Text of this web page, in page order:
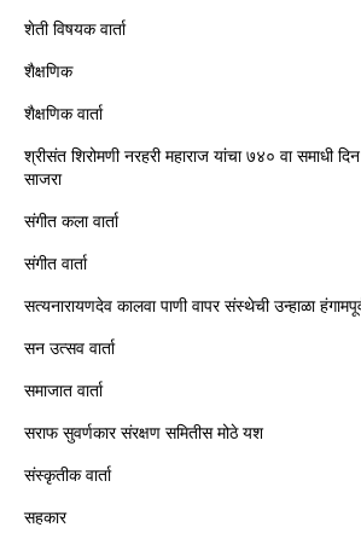
शेती विषयक वार्ता
शैक्षणिक
शैक्षणिक वार्ता
श्रीसंत शिरोमणी नरहरी महाराज यांचा ७४० वा समाधी
साजरा
संगीत कला वार्ता
संगीत वार्ता
सत्यनारायणदेव कालवा पाणी वापर संस्थेची उन्हाळा
सन उत्सव वार्ता
समाजात वार्ता
सराफ सुवर्णकार संरक्षण समितीस मोठे यश
संस्कृतीक वार्ता
सहकार